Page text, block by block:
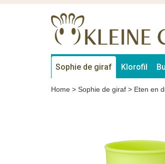
Sophie de giraf Klorofil
Home > Sophie de giraf > Eten en